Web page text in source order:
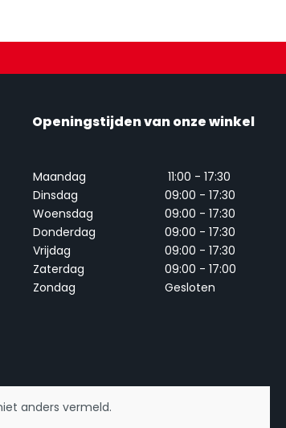
Openingstijden van onze winkel
Maandag
11:00 - 17:30
Dinsdag
09:00 - 17:30
Woensdag
09:00 - 17:30
Donderdag
09:00 - 17:30
Vrijdag
09:00 - 17:30
Zaterdag
09:00 - 17:00
Zondag
Gesloten
anders vermeld.